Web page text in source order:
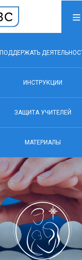
ПОДДЕРЖАТЬ
ИНСТРУКЦИИ
ЗАЩИТА УЧИТЕЛЕЙ
МАТЕРИАЛЫ